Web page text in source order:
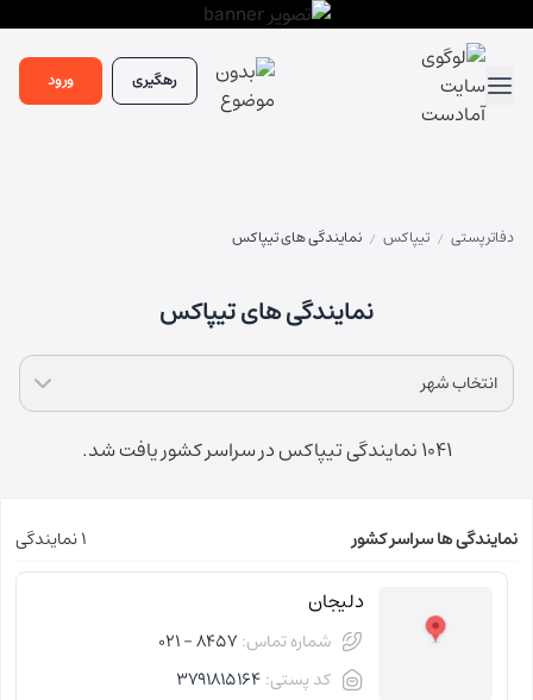
رهگیری ورود
دفاتر پستی / تیپاکس / نمایندگی های تیپاکس
نمایندگی های تیپاکس
انتخاب شهر
1041 نمایندگی تیپاکس در سراسر کشور یافت شد.
نمایندگی ها سراسر کشور 1 نمایندگی
دلیجان
شماره تماس: 8457 - 021
کد پستی: 3791815164